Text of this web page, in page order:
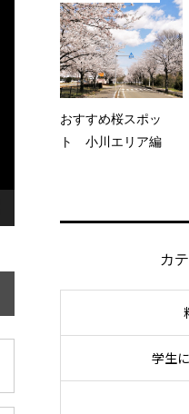
おすすめ桜スポッ
ト 小川エリア編
カ
学生